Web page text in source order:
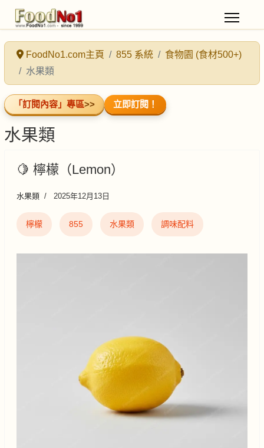
FoodNo1.com主頁 855 系統
食物園 (食材500+)
水果類
「訂閱內容」專區>> 立即訂閱！
水果類
🍋 檸檬（Lemon）
水果類 2025年12月13日
檸檬 855 水果類 調味配料